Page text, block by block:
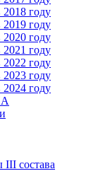
году
году
году
году
году
году
году
состава